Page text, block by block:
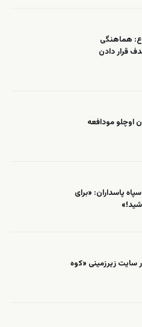
هماهنگی
قرار دادن
اوچلو مودافعه
پاسداران: «برای
سایت زیرزمینی «کوه